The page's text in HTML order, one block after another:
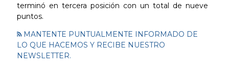
terminó en tercera posición con un total de nueve
puntos.
MANTENTE PUNTUALMENTE INFORMADO DE
LO QUE HACEMOS Y RECIBE NUESTRO
NEWSLETTER.